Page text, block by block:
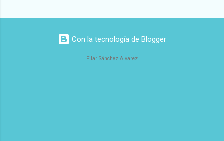
Con la tecnología de Blogger
Pilar Sánchez Alvarez